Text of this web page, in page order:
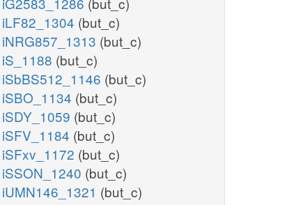
iLF82_1304 (but_c)
iNRG857_1313 (but_c)
iS_1188 (but_c)
iSbBS512_1146 (but_c)
iSBO_1134 (but_c)
iSDY_1059 (but_c)
iSFV_1184 (but_c)
iSFxv_1172 (but_c)
iSSON_1240 (but_c)
iUMN146_1321 (but_c)